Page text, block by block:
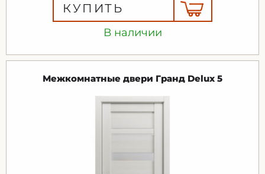
В наличии
КУПИТЬ
Межкомнатные двери Гранд Delux 5